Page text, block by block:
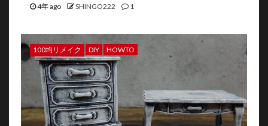
4年 ago SHINGO222 1
100均リメイク DIY HOWTO